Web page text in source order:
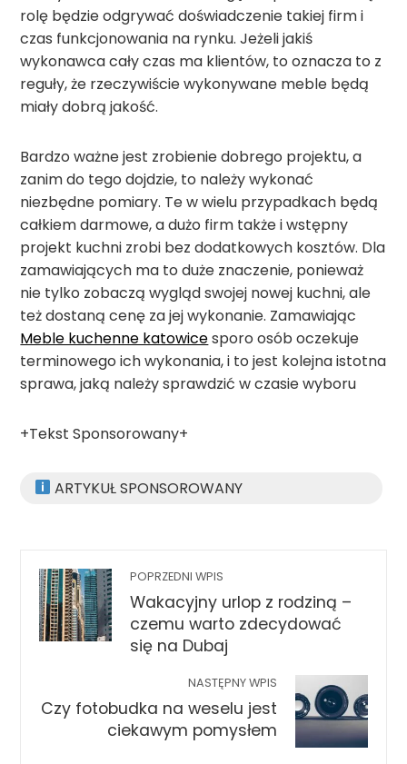
rolę będzie odgrywać doświadczenie takiej firm i
czas funkcjonowania na rynku. Jeżeli jakiś
wykonawca cały czas ma klientów, to oznacza to z
reguły, że rzeczywiście wykonywane meble będą
miały dobrą jakość.
Bardzo ważne jest zrobienie dobrego projektu, a
zanim do tego dojdzie, to należy wykonać
niezbędne pomiary. Te w wielu przypadkach będą
całkiem darmowe, a dużo firm także i wstępny
projekt kuchni zrobi bez dodatkowych kosztów. Dla
zamawiających ma to duże znaczenie, ponieważ
nie tylko zobaczą wygląd swojej nowej kuchni, ale
też dostaną cenę za jej wykonanie. Zamawiając
Meble kuchenne katowicesporo osób oczekuje
terminowego ich wykonania, i to jest kolejna istotna
sprawa, jaką należy sprawdzić w czasie wyboru
+Tekst Sponsorowany+
ARTYKUŁ SPONSOROWANY
POPRZEDNI WPIS
Wakacyjny urlop z rodziną –
czemu warto zdecydować
się na Dubaj
NASTĘPNY WPIS
Czy fotobudka na weselu jest
ciekawym pomysłem